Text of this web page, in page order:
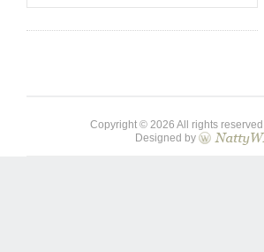
Copyright © 2026 All rights reserved.
Designed by